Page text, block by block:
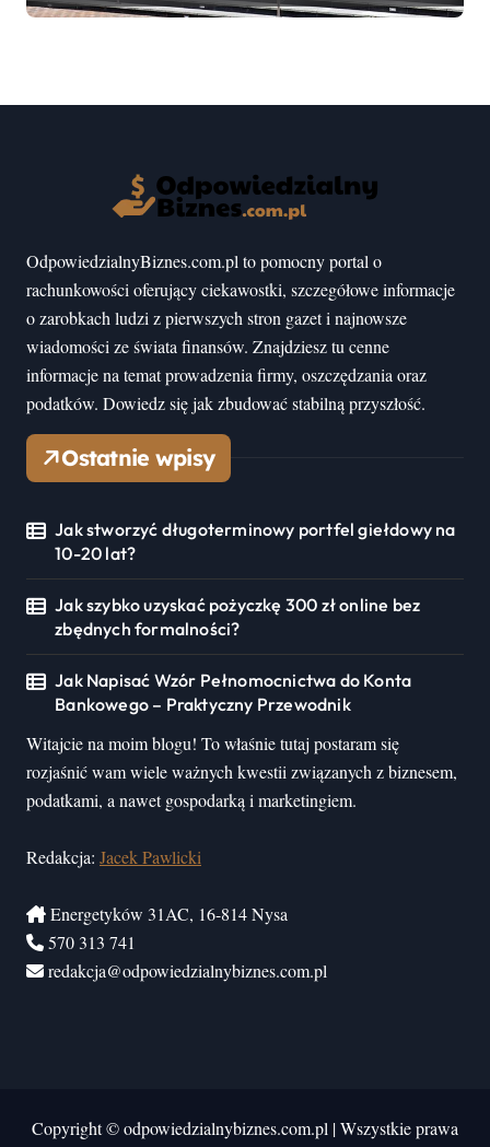
mogłeś nie wiedzieć
OdpowiedzialnyBiznes.com.pl to pomocny portal o
rachunkowości oferujący ciekawostki, szczegółowe informacje
o zarobkach ludzi z pierwszych stron gazet i najnowsze
wiadomości ze świata finansów. Znajdziesz tu cenne
informacje na temat prowadzenia firmy, oszczędzania oraz
podatków. Dowiedz się jak zbudować stabilną przyszłość.
Ostatnie wpisy
Jak stworzyć długoterminowy portfel giełdowy na
10-20 lat?
Jak szybko uzyskać pożyczkę 300 zł online bez
zbędnych formalności?
Jak Napisać Wzór Pełnomocnictwa do Konta
Bankowego – Praktyczny Przewodnik
Witajcie na moim blogu! To właśnie tutaj postaram się
rozjaśnić wam wiele ważnych kwestii związanych z biznesem,
podatkami, a nawet gospodarką i marketingiem.
Redakcja: Jacek Pawlicki
Energetyków 31AC, 16-814 Nysa
570 313 741
redakcja@odpowiedzialnybiznes.com.pl
Copyright © odpowiedzialnybiznes.com.pl |Wszystkie prawa